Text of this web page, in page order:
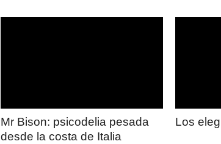
Mr Bison: psicodelia pesada
desde la costa de Italia
Los